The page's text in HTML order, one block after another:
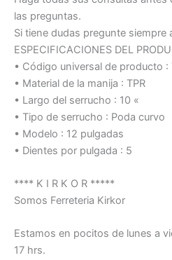
las preguntas.
Si tiene dudas pregunte siempre
ESPECIFICACIONES DEL
• Código universal de producto :
• Material de la manija : TPR
• Largo del serrucho : 10 «
• Tipo de serrucho : Poda curvo
• Modelo : 12 pulgadas
• Dientes por pulgada : 5
**** K I R K O R *****
Somos Ferreteria Kirkor
Estamos en pocitos de lunes a
17 hrs.